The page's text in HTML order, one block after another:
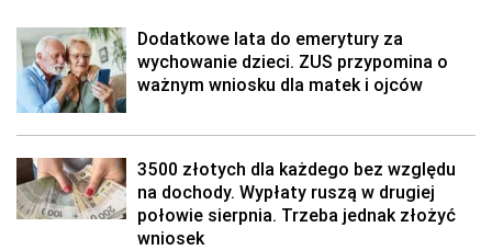
Dodatkowe lata do emerytury za
wychowanie dzieci. ZUS przypomina o
ważnym wniosku dla matek i ojców
3500 złotych dla każdego bez względu
na dochody. Wypłaty ruszą w drugiej
połowie sierpnia. Trzeba jednak złożyć
wniosek